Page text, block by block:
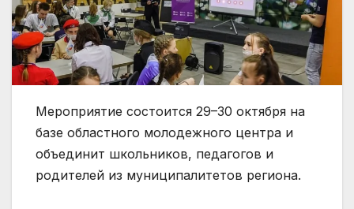
Мероприятие состоится 29–30 октября на
базе областного молодежного центра и
объединит школьников, педагогов и
родителей из муниципалитетов региона.